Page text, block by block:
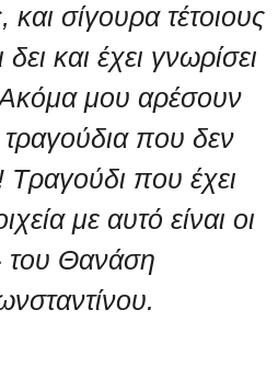
σίγουρα τέτοιους
και έχει γνωρίσει
μου αρέσουν
που δεν
που έχει
με αυτό είναι οι
του Θανάση